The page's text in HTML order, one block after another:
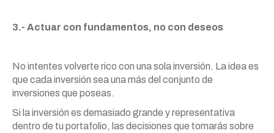
3.- Actuar con fundamentos, no con deseos
No intentes volverte rico con una sola inversión. La idea es
que cada inversión sea una más del conjunto de
inversiones que poseas.
Si la inversión es demasiado grande y representativa
dentro de tu portafolio, las decisiones que tomarás sobre